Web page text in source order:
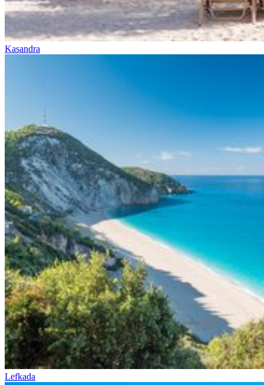
Kasandra
Lefkada